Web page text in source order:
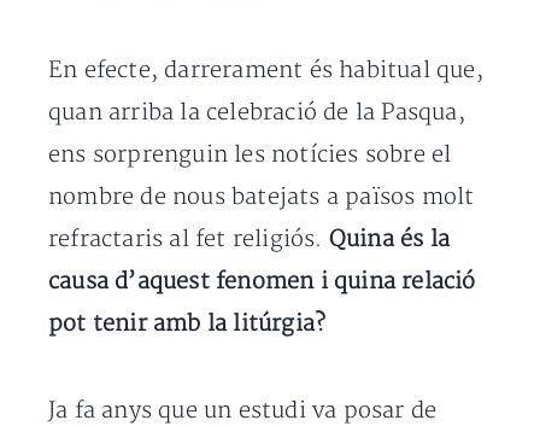
En efecte, darrerament és habitual que,
quan arriba la celebració de la Pasqua,
ens sorprenguin les notícies sobre el
nombre de nous batejats a països molt
refractaris al fet religiós. Quina és la
causa d’aquest fenomen i quina relació
pot tenir amb la litúrgia?
Ja fa anys que un estudi va posar de